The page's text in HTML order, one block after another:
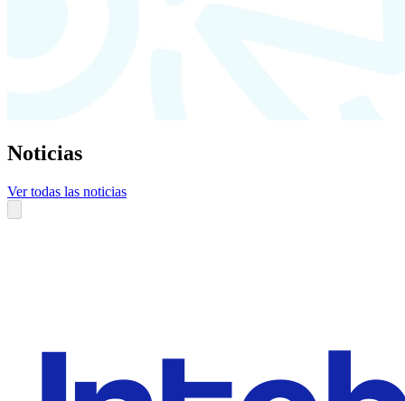
Noticias
Ver todas las noticias